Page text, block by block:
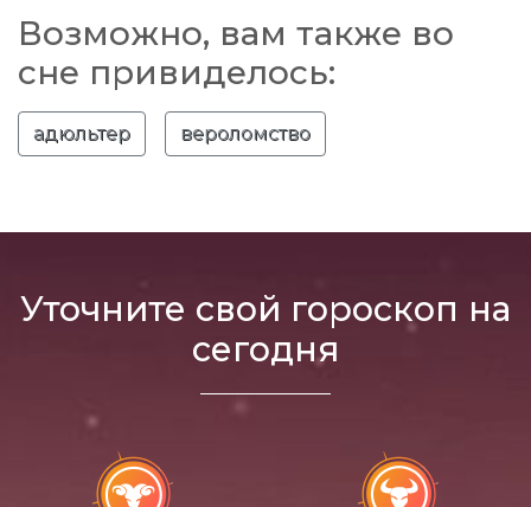
Возможно, вам также во
сне привиделось:
адюльтер вероломство
Уточните свой гороскоп на
сегодня